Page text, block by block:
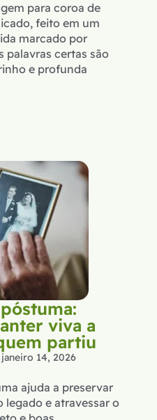
para coroa de
feito em um
marcado por
palavras certas são
e profunda
viva a
partiu
janeiro 14, 2026
ajuda a preservar
legado e atravessar o